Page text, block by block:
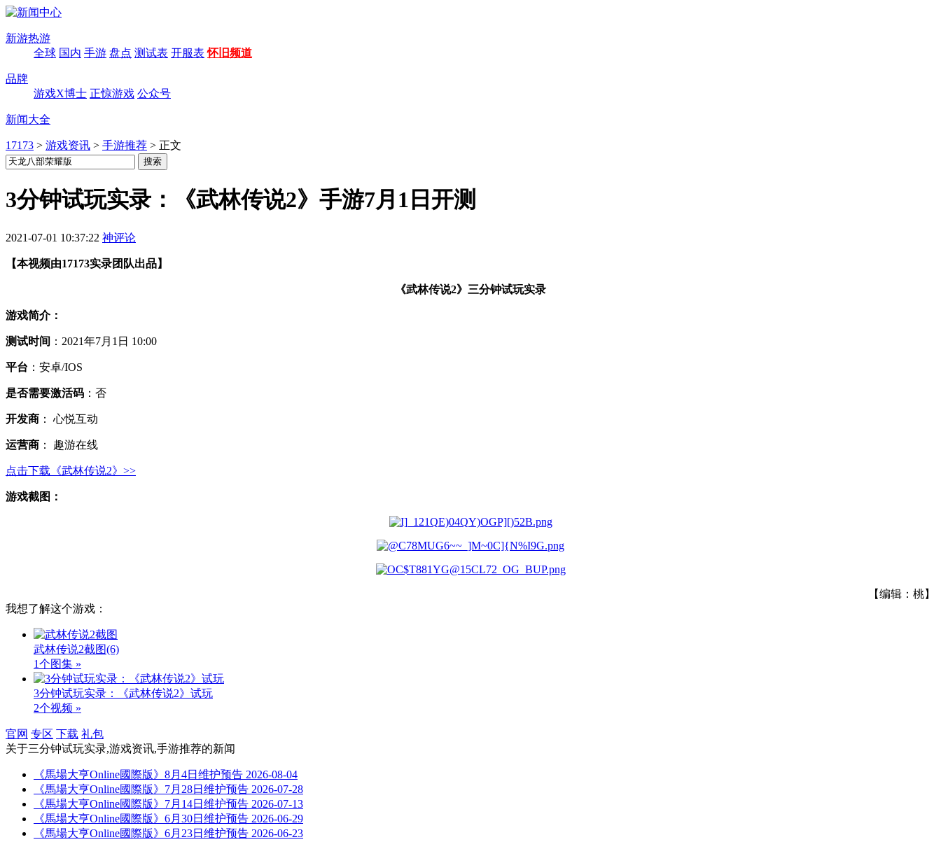
新游热游
全球 国内 手游 盘点 测试表 开服表 怀旧频道
品牌
游戏X博士 正惊游戏 公众号
新闻大全
17173 > 游戏资讯 > 手游推荐 > 正文
3分钟试玩实录：《武林传说2》手游7月1日开测
2021-07-01 10:37:22 神评论
【本视频由17173实录团队出品】
《武林传说2》三分钟试玩实录
游戏简介：
测试时间 ：2021年7月1日 10:00
平台 ：安卓/IOS
是否需要激活码 ：否
开发商 ： 心悦互动
运营商 ： 趣游在线
点击下载《武林传说2》>>
游戏截图：
【编辑：桃】
我想了解这个游戏：
武林传说2截图(6)
1个图集 »
3分钟试玩实录：《武林传说2》试玩
2个视频 »
官网 专区 下载 礼包
关于三分钟试玩实录,游戏资讯,手游推荐的新闻
《馬場大亨Online國際版》8月4日维护预告 2026-08-04
《馬場大亨Online國際版》7月28日维护预告 2026-07-28
《馬場大亨Online國際版》7月14日维护预告 2026-07-13
《馬場大亨Online國際版》6月30日维护预告 2026-06-29
《馬場大亨Online國際版》6月23日维护预告 2026-06-23